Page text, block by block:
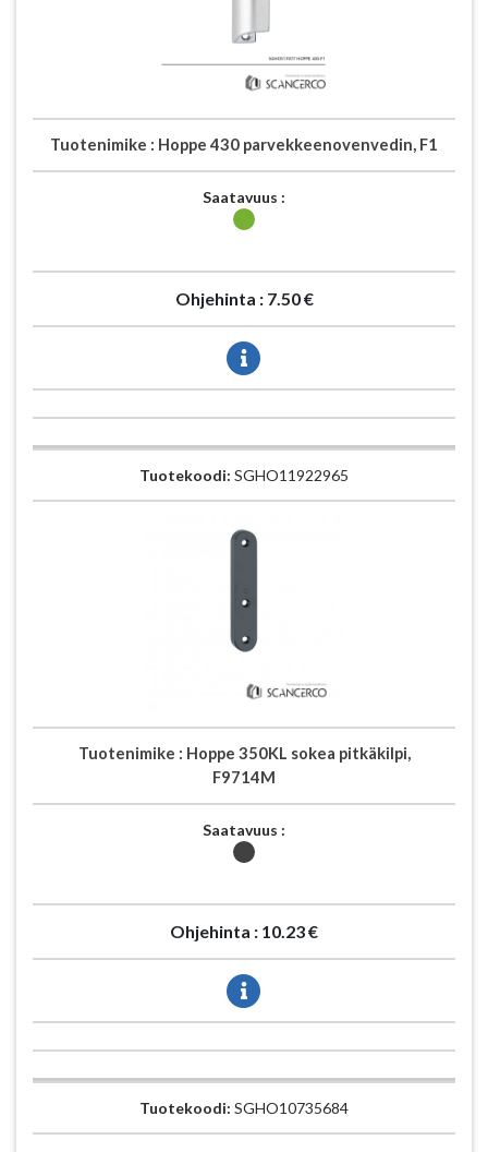
Tuotenimike : Hoppe 430 parvekkeenovenvedin, F1
Saatavuus :
Ohjehinta : 7.50 €
Tuotekoodi: SGHO11922965
Tuotenimike : Hoppe 350KL sokea pitkäkilpi,
F9714M
Saatavuus :
Ohjehinta : 10.23 €
Tuotekoodi: SGHO10735684